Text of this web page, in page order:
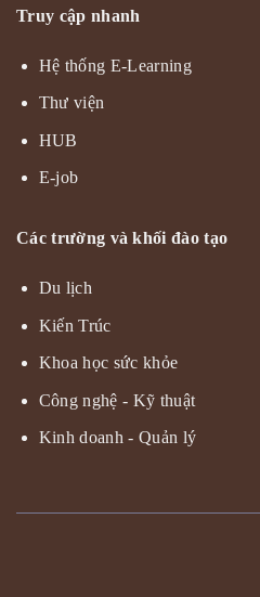
Truy cập nhanh
Hệ thống E-Learning
Thư viện
HUB
E-job
Các trường và khối đào tạo
Du lịch
Kiến Trúc
Khoa học sức khỏe
Công nghệ - Kỹ thuật
Kinh doanh - Quản lý